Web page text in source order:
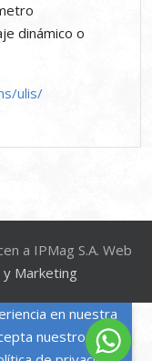
dinámico o
ulis/
a IPMag S.A. Web
Marketing
en nuestra
nuestro uso